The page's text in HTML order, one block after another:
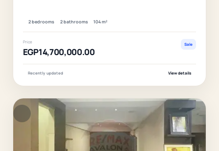
2 bedrooms 2 bathrooms 104 m²
Price
EGP14,700,000.00
Sale
Recently updated View details